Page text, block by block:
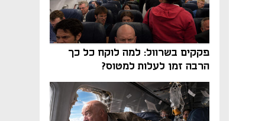
פקקים בשרוול: למה לוקח כל כך
הרבה זמן לעלות למטוס?